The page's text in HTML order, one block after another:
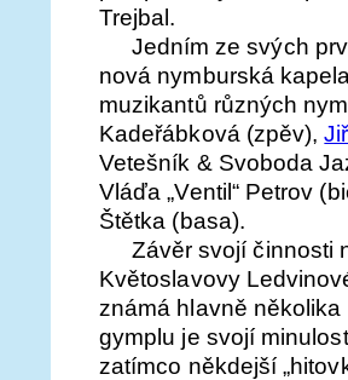
Trejbal.
Jedním ze svých
nová nymburská
muzikantů různých
Kadeřábková (zpěv),
Vetešník & Svoboda
Vláďa „Ventil“ Petrov
Štětka (basa).
Závěr svojí činnosti
Květoslavovy
známá hlavně
gymplu je svojí
zatímco někdejší